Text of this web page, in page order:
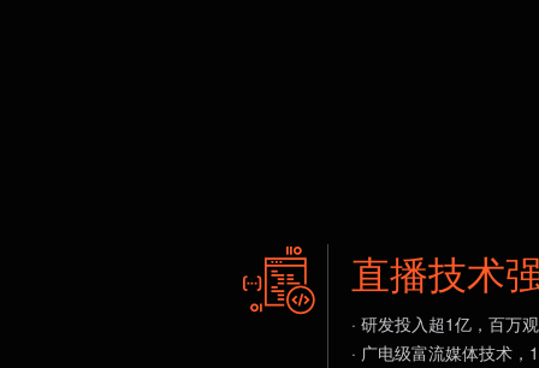
直播技术
· 研发投入超1亿，百万
· 广电级富流媒体技术，